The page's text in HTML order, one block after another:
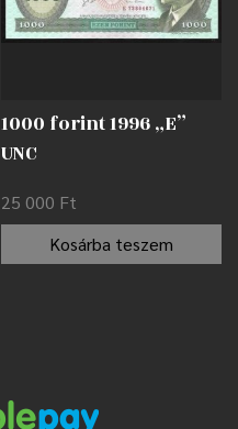
1000 forint 1996 „E”
UNC
25 000 Ft
Kosárba teszem